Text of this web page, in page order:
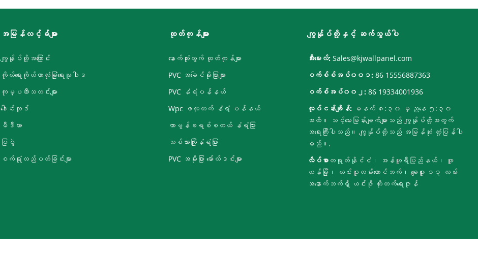
အမြန်လင့်ခ်များ
ကျွန်ုပ်တို့အကြောင်း
ကိုယ်ရေးကိုယ်တာလုံခြုံရေးမူဝါဒ
ကုမ္ပဏီသတင်းများ
ဒေါင်းလုဒ်
မီဒီယာ
ပြပွဲ
စက်ရုံလည်ပတ်ခြင်းများ
ထုတ်ကုန်များ
နောက်ဆုံးထွက် ထုတ်ကုန်များ
PVC အခေါင်မိုးပြားများ
PVC နံရံပန်နယ်
Wpc ဖလုတက် နံရံ ပန်နယ်
ကာဗွန်ခရစ်စတယ် နံရံပြား
သစ်သားကြိုးနံရံပြား
PVC အမိုးပြား မော်လ်ဒင်းများ
ကျွန်ုပ်တို့နှင့် ဆက်သွယ်ပါ
အီးမေးလ်: Sales@kjwallpanel.com
ဝက်စ်စ်အပ်၀၀၁: 86 15556887363
ဝက်စ်အပ်၀၀၂: 86 19334001936
လုပ်ငန်းချိန်: မနက် ၈:၃၀ မှ ညနေ ၅:၃၀
အထိ။ သင့်မေးမြန်းချက်များသည် ကျွန်ုပ်တို့အတွက်
အရေးကြီးပါသည်။ ကျွန်ုပ်တို့သည် အမြန်ဆုံး တုံ့ပြန်ပါ
မည်။.
လိပ်စာ တရုတ်နိုင်ငံ၊ အန်ဟူရီပြည်နယ်၊ ဖူ
ယန်မြို့၊ ယင်းဝူလမ်းတောင်ဘက်၊ ချေဇူး ၁၃ လမ်း
အနောက်ဘက်ရှိ ယင်းဇို တိုးတက်ရေးဇုန်